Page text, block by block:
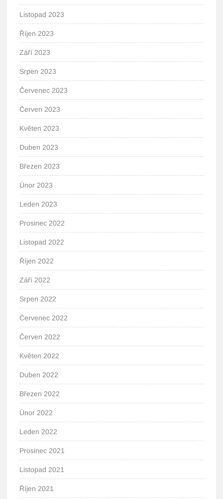
Listopad 2023
Říjen 2023
Září 2023
Srpen 2023
Červenec 2023
Červen 2023
Květen 2023
Duben 2023
Březen 2023
Únor 2023
Leden 2023
Prosinec 2022
Listopad 2022
Říjen 2022
Září 2022
Srpen 2022
Červenec 2022
Červen 2022
Květen 2022
Duben 2022
Březen 2022
Únor 2022
Leden 2022
Prosinec 2021
Listopad 2021
Říjen 2021